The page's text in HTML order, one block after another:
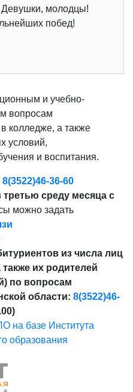
молодцы!
побед!
и учебно-
вопросам
колледже, а также
условий,
и воспитания.
8(3522)46-36-60
третью среду месяца с
можно задать
из числа лиц
их родителей
по вопросам
области: 8(3522)46-
на базе Института
образования